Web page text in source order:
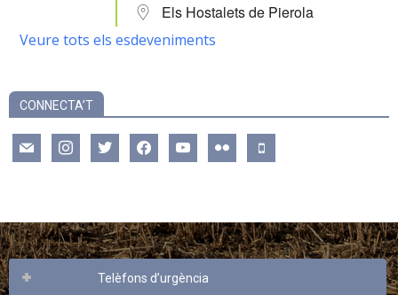
Els Hostalets de Pierola
Veure tots els esdeveniments
CONNECTA’T
mail instagramtwitter facebookyoutube flickr mobile
Telèfons d’urgència